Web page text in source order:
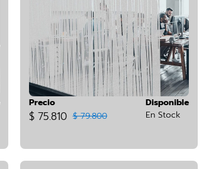
Precio
$ 75.810 $ 79.800
Disponible
En Stock